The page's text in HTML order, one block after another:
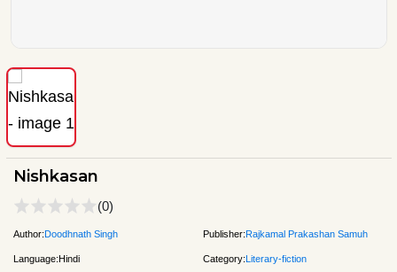
Nishkasan
(0)
Author:Doodhnath Singh Publisher:Rajkamal Prakashan Samuh
Language:Hindi Category:Literary-fiction